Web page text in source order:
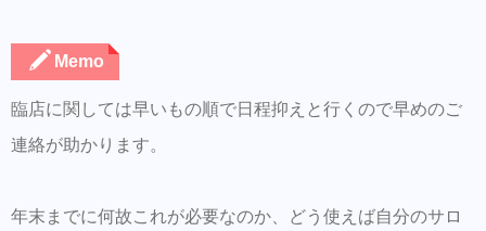
Memo
臨店に関しては早いもの順で日程抑えと行くので早めのご
連絡が助かります。
年末までに何故これが必要なのか、どう使えば自分のサロ